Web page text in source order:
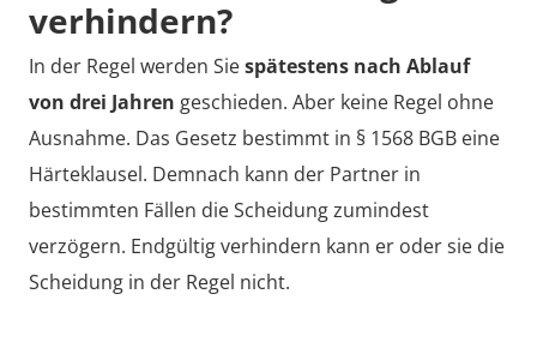
verhindern?
In der Regel werden Siespätestens nach Ablauf
von drei Jahren geschieden. Aber keine Regel ohne
Ausnahme. Das Gesetz bestimmt in § 1568 BGB eine
Härteklausel. Demnach kann der Partner in
bestimmten Fällen die Scheidung zumindest
verzögern. Endgültig verhindern kann er oder sie die
Scheidung in der Regel nicht.